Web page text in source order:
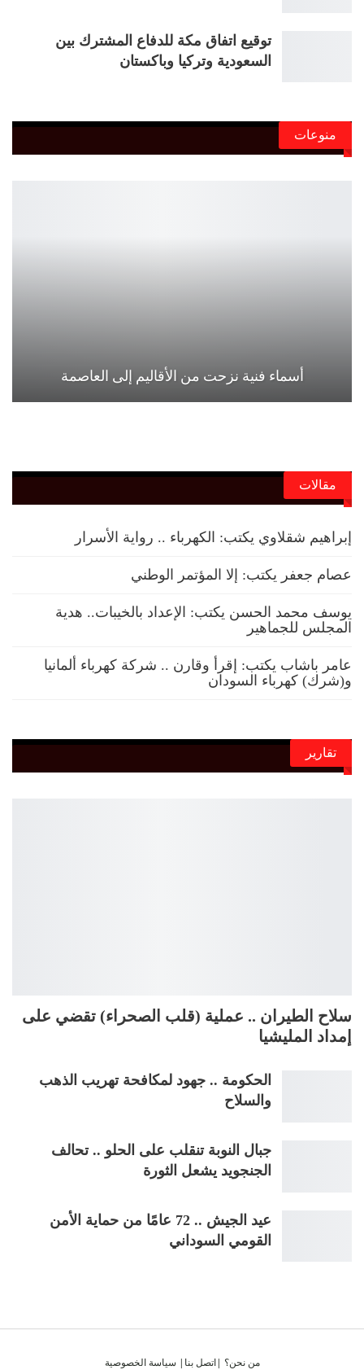
توقيع اتفاق مكة للدفاع المشترك بين
السعودية وتركيا وباكستان
منوعات
أسماء فنية نزحت من الأقاليم إلى العاصمة
مقالات
إبراهيم شقلاوي يكتب: الكهرباء .. رواية الأسرار
عصام جعفر يكتب: إلا المؤتمر الوطني
يوسف محمد الحسن يكتب: الإعداد بالخيبات.. هدية
المجلس للجماهير
عامر باشاب يكتب: إقرأ وقارن .. شركة كهرباء ألمانيا
و(شرك) كهرباء السودان
تقارير
سلاح الطيران .. عملية (قلب الصحراء) تقضي على
إمداد المليشيا
الحكومة .. جهود لمكافحة تهريب الذهب
والسلاح
جبال النوبة تنقلب على الحلو .. تحالف
الجنجويد يشعل الثورة
عيد الجيش .. 72 عامًا من حماية الأمن
القومي السوداني
من نحن؟ |اتصل بنا | سياسة الخصوصية